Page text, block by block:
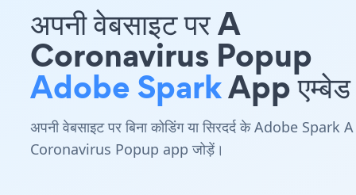
अपनी वेबसाइट पर A
Coronavirus Popup
Adobe SparkApp
अपनी वेबसाइट पर बिना कोडिंग या सिरदर्द के Adobe Spark A
Coronavirus Popup app जोड़ें।